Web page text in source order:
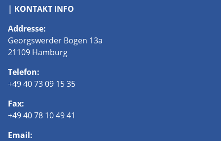
| KONTAKT INFO
Addresse:
Georgswerder Bogen 13a
21109 Hamburg
Telefon:
+49 40 73 09 15 35
Fax:
+49 40 78 10 49 41
Email: